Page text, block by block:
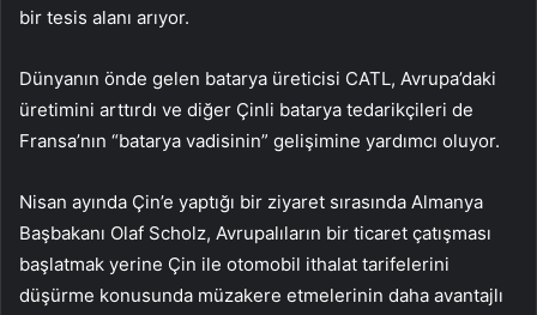
bir tesis alanı arıyor.
Dünyanın önde gelen batarya üreticisi CATL, Avrupa’daki
üretimini arttırdı ve diğer Çinli batarya tedarikçileri de
Fransa’nın “batarya vadisinin” gelişimine yardımcı oluyor.
Nisan ayında Çin’e yaptığı bir ziyaret sırasında Almanya
Başbakanı Olaf Scholz, Avrupalıların bir ticaret çatışması
başlatmak yerine Çin ile otomobil ithalat tarifelerini
düşürme konusunda müzakere etmelerinin daha avantajlı